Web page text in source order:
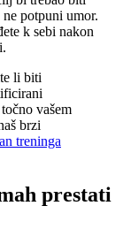
potpuni umor.
k sebi nakon
li biti
vašem
brzi
treninga
prestati